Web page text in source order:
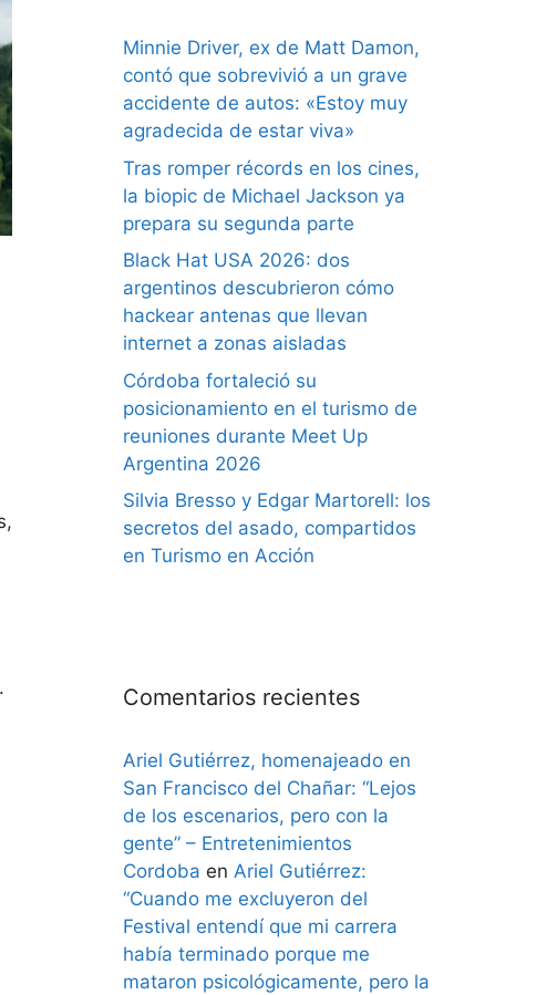
Minnie Driver, ex de Matt Damon,
contó que sobrevivió a un grave
accidente de autos: «Estoy muy
agradecida de estar viva»
Tras romper récords en los cines,
la biopic de Michael Jackson ya
prepara su segunda parte
Black Hat USA 2026: dos
argentinos descubrieron cómo
hackear antenas que llevan
internet a zonas aisladas
Córdoba fortaleció su
posicionamiento en el turismo de
reuniones durante Meet Up
Argentina 2026
Silvia Bresso y Edgar Martorell: los
secretos del asado, compartidos
en Turismo en Acción
Comentarios recientes
Ariel Gutiérrez, homenajeado en
San Francisco del Chañar: “Lejos
de los escenarios, pero con la
gente” – Entretenimientos
Cordoba en Ariel Gutiérrez:
“Cuando me excluyeron del
Festival entendí que mi carrera
había terminado porque me
mataron psicológicamente, pero la